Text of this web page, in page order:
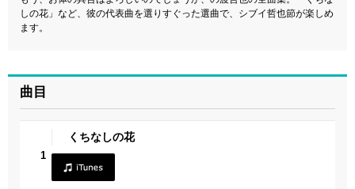
しの花」など、彼の代表曲を選りすぐった選曲で、シブイ哲也節が楽しめ
ます。
曲目
1
くちなしの花